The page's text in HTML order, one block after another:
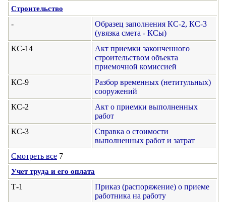
Строительство
-
Образец заполнения КС-2, КС-3
(увязка смета - КСы)
КС-14
Акт приемки законченного
строительством объекта
приемочной комиссией
КС-9
Разбор временных (нетитульных)
сооружений
КС-2
Акт о приемки выполненных
работ
КС-3
Справка о стоимости
выполненных работ и затрат
Смотреть все 7
Учет труда и его оплата
Т-1
Приказ (распоряжение) о приеме
работника на работу